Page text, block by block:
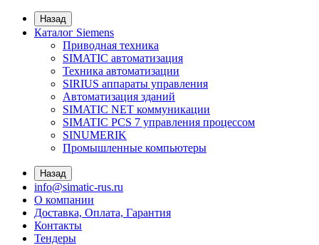
Назад
Каталог Siemens
Приводная техника
SIMATIC автоматизация
Техника автоматизации
SIRIUS аппараты управления
Автоматизация зданий
SIMATIC NET коммуникации
SIMATIC PCS 7 управления процессом
SINUMERIK
Промышленные компьютеры
Назад
info@simatic-rus.ru
О компании
Доставка, Оплата, Гарантия
Контакты
Тендеры